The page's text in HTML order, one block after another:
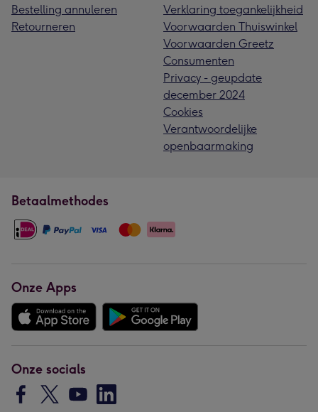
Bestelling annuleren
Retourneren
Verklaring toegankelijkheid
Voorwaarden Thuiswinkel
Voorwaarden Greetz
Consumenten
Privacy - geupdate
december 2024
Cookies
Verantwoordelijke
openbaarmaking
Betaalmethodes
Onze Apps
Onze socials